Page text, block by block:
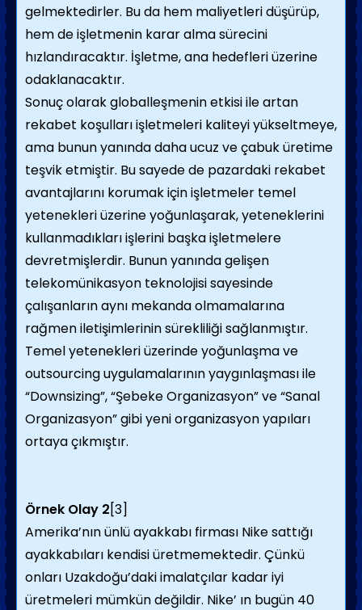
gelmektedirler. Bu da hem maliyetleri düşürüp,
hem de işletmenin karar alma sürecini
hızlandıracaktır. İşletme, ana hedefleri üzerine
odaklanacaktır.
Sonuç olarak globalleşmenin etkisi ile artan
rekabet koşulları işletmeleri kaliteyi yükseltmeye,
ama bunun yanında daha ucuz ve çabuk üretime
teşvik etmiştir. Bu sayede de pazardaki rekabet
avantajlarını korumak için işletmeler temel
yetenekleri üzerine yoğunlaşarak, yeteneklerini
kullanmadıkları işlerini başka işletmelere
devretmişlerdir. Bunun yanında gelişen
telekomünikasyon teknolojisi sayesinde
çalışanların aynı mekanda olmamalarına
rağmen iletişimlerinin sürekliliği sağlanmıştır.
Temel yetenekleri üzerinde yoğunlaşma ve
outsourcing uygulamalarının yaygınlaşması ile
“Downsizing”, “Şebeke Organizasyon” ve “Sanal
Organizasyon” gibi yeni organizasyon yapıları
ortaya çıkmıştır.
Örnek Olay 2[3]
Amerika’nın ünlü ayakkabı firması Nike sattığı
ayakkabıları kendisi üretmemektedir. Çünkü
onları Uzakdoğu’daki imalatçılar kadar iyi
üretmeleri mümkün değildir. Nike’ ın bugün 40